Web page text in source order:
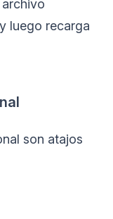
luego recarga
son atajos